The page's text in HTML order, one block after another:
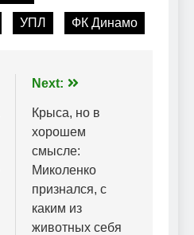
УПЛ ФК Динамо
Next:
Крыса, но в
хорошем
смысле:
Миколенко
признался, с
каким из
животных себя